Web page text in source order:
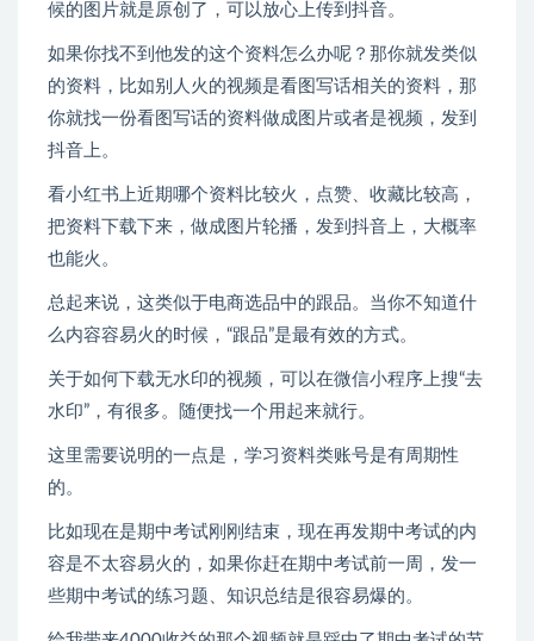
候的图片就是原创了，可以放心上传到抖音。
如果你找不到他发的这个资料怎么办呢？那你就发类似
的资料，比如别人火的视频是看图写话相关的资料，那
你就找一份看图写话的资料做成图片或者是视频，发到
抖音上。
看小红书上近期哪个资料比较火，点赞、收藏比较高，
把资料下载下来，做成图片轮播，发到抖音上，大概率
也能火。
总起来说，这类似于电商选品中的跟品。当你不知道什
么内容容易火的时候，“跟品”是最有效的方式。
关于如何下载无水印的视频，可以在微信小程序上搜“去
水印”，有很多。随便找一个用起来就行。
这里需要说明的一点是，学习资料类账号是有周期性
的。
比如现在是期中考试刚刚结束，现在再发期中考试的内
容是不太容易火的，如果你赶在期中考试前一周，发一
些期中考试的练习题、知识总结是很容易爆的。